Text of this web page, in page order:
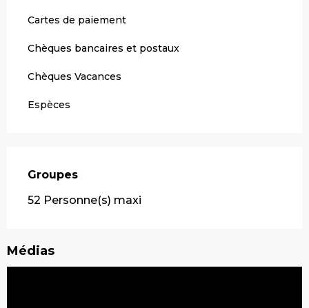
Cartes de paiement
Chèques bancaires et postaux
Chèques Vacances
Espèces
Groupes
Groupes
52 Personne(s) maxi
Médias